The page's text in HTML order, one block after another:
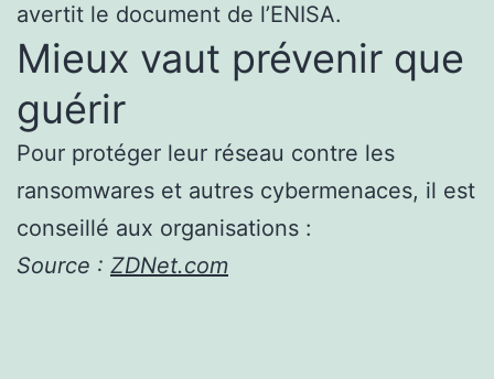
avertit le document de l’ENISA.
Mieux vaut prévenir que
guérir
Pour protéger leur réseau contre les
ransomwares et autres cybermenaces, il est
conseillé aux organisations :
Source : ZDNet.com